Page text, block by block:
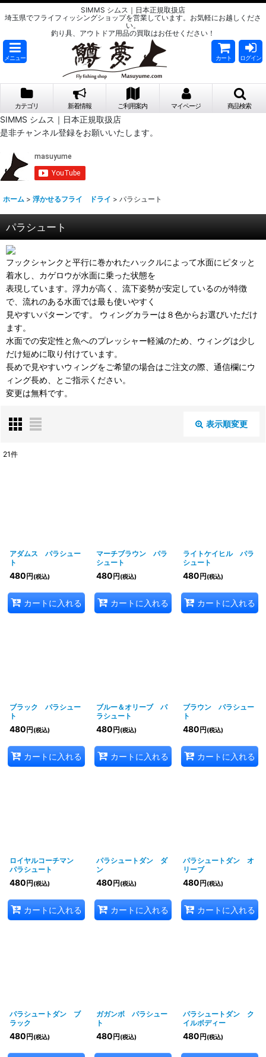
SIMMS シムス｜日本正規取扱店
埼玉県でフライフィッシングショップを営業しています。お気軽にお越しくださ
い。
釣り具、アウトドア用品の買取はお任せください！
メニュー カート ログイン
カテゴリ 新着情報 ご利用案内 マイページ 商品検索
SIMMS シムス｜日本正規取扱店
是非チャンネル登録をお願いいたします。
ホーム > 浮かせるフライ ドライ > パラシュート
パラシュート
フックシャンクと平行に巻かれたハックルによって水面にピタッと
着水し、カゲロウが水面に乗った状態を
表現しています。浮力が高く、流下姿勢が安定しているのが特徴
で、流れのある水面では最も使いやすく
見やすいパターンです。 ウィングカラーは８色からお選びいただけ
ます。
水面での安定性と魚へのプレッシャー軽減のため、ウィングは少し
だけ短めに取り付けています。
長めで見やすいウィングをご希望の場合はご注文の際、通信欄にウ
ィング長め、とご指示ください。
変更は無料です。
表示順変更
21件
アダムス パラシュー
ト
480 円 (税込)
カートに入れる
マーチブラウン パラ
シュート
480 円 (税込)
カートに入れる
ライトケイヒル パラ
シュート
480 円 (税込)
カートに入れる
ブラック パラシュー
ト
480 円 (税込)
カートに入れる
ブルー＆オリーブ パ
ラシュート
480 円 (税込)
カートに入れる
ブラウン パラシュー
ト
480 円 (税込)
カートに入れる
ロイヤルコーチマン
パラシュート
480 円 (税込)
カートに入れる
パラシュートダン ダ
ン
480 円 (税込)
カートに入れる
パラシュートダン オ
リーブ
480 円 (税込)
カートに入れる
パラシュートダン ブ
ラック
480 円 (税込)
ガガンボ パラシュー
ト
480 円 (税込)
パラシュートダン ク
イルボディー
480 円 (税込)